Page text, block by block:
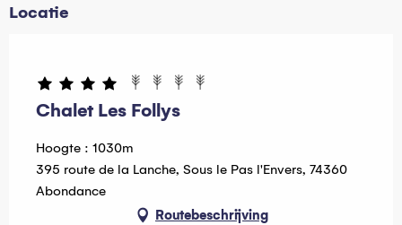
Locatie
Chalet Les Follys
Hébergeur Multi Pass offert
Hoogte : 1030m
395 route de la Lanche, Sous le Pas l'Envers, 74360
Abondance
Routebeschrijving